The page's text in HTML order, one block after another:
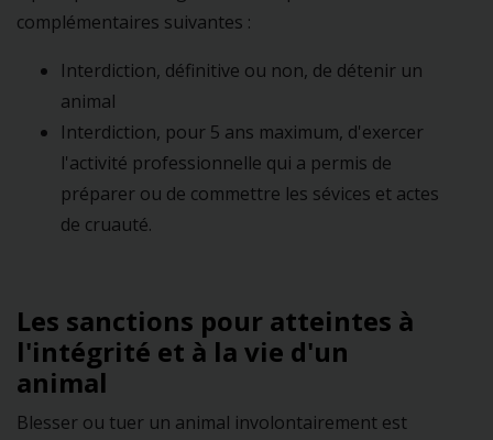
complémentaires suivantes :
Interdiction, définitive ou non, de détenir un
animal
Interdiction, pour 5 ans maximum, d'exercer
l'activité professionnelle qui a permis de
préparer ou de commettre les sévices et actes
de cruauté.
Les sanctions pour atteintes à
l'intégrité et à la vie d'un
animal
Blesser ou tuer un animal involontairement est